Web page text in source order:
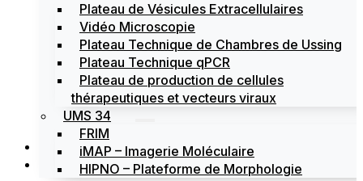
Plateau de Vésicules Extracellulaires
Vidéo Microscopie
Plateau Technique de Chambres de Ussing
Plateau Technique qPCR
Plateau de production de cellules
thérapeutiques et vecteurs viraux
UMS 34
FRIM
iMAP – Imagerie Moléculaire
HIPNO – Plateforme de Morphologie
Actualités
Évènements